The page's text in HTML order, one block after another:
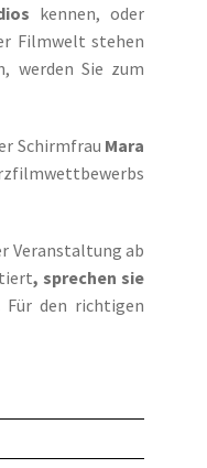
kennen, oder
Filmwelt stehen
werden Sie zum
Schirmfrau Mara
Veranstaltung ab
, sprechen sie
Für den richtigen